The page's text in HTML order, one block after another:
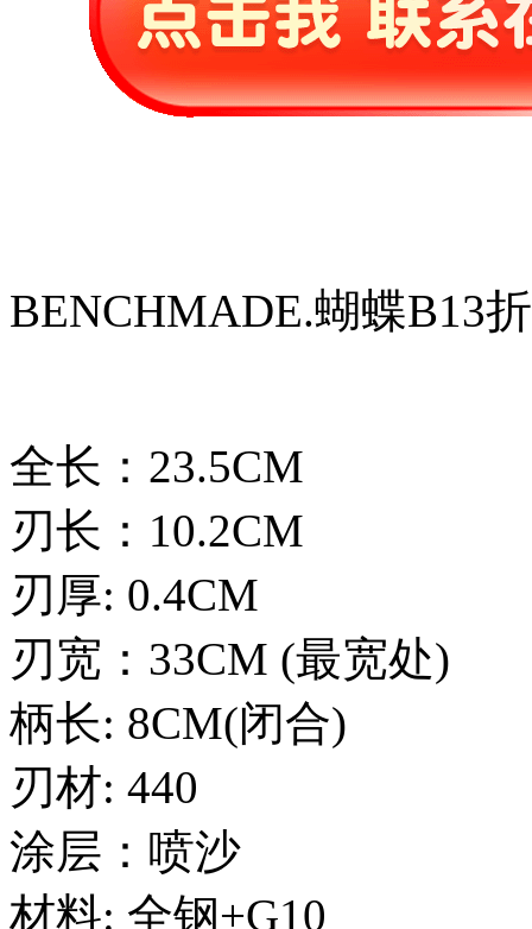
BENCHMADE.蝴蝶B13
全长：23.5CM
刃长：10.2CM
刃厚: 0.4CM
刃宽：33CM (最宽处)
柄长: 8CM(闭合)
刃材: 440
涂层：喷沙
材料: 全钢+G10